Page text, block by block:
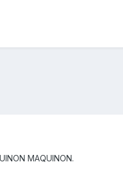
MAQUINON.